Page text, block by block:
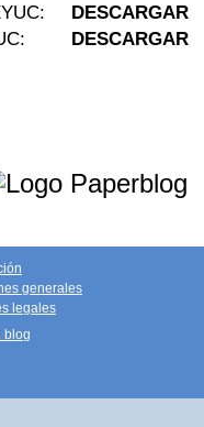
UC: DESCARGAR
DESCARGAR
generales
legales
blog